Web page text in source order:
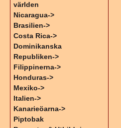
världen
Nicaragua->
Brasilien->
Costa Rica->
Dominikanska
Republiken->
Filippinerna->
Honduras->
Mexiko->
Italien->
Kanarieöarna->
Piptobak